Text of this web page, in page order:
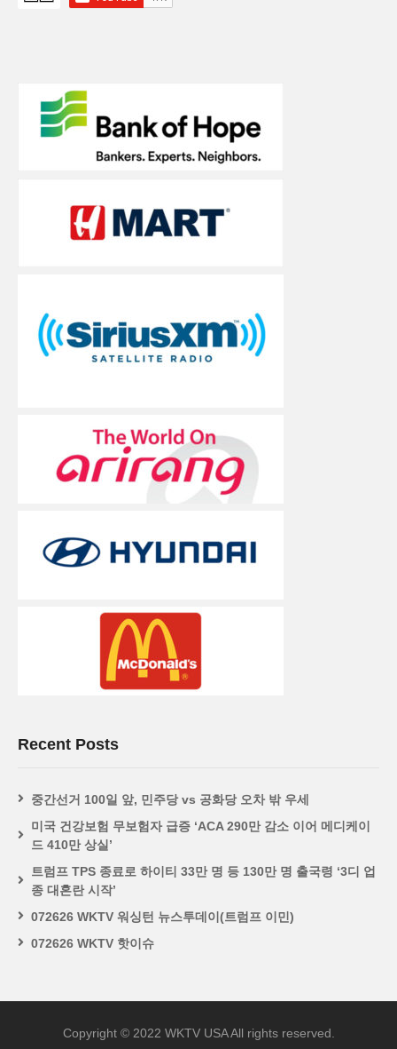
Recent Posts
중간선거 100일 앞, 민주당 vs 공화당 오차 밖 우세
미국 건강보험 무보험자 급증 ‘ACA 290만 감소 이어 메디케이
드 410만 상실’
트럼프 TPS 종료로 하이티 33만 명 등 130만 명 출국령 ‘3디 업
종 대혼란 시작’
072626 WKTV 워싱턴 뉴스투데이(트럼프 이민)
072626 WKTV 핫이슈
Copyright © 2022 WKTV USA All rights reserved.